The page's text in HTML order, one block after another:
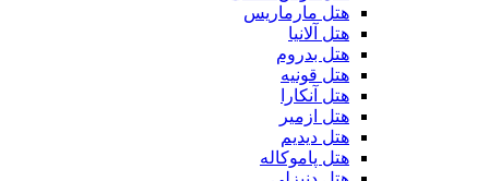
هتل مارماریس
هتل آلانیا
هتل بدروم
هتل قونیه
هتل آنکارا
هتل ازمیر
هتل دیدیم
هتل پاموکاله